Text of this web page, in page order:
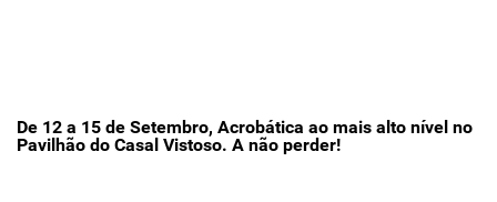
De 12 a 15 de Setembro, Acrobática ao mais alto nível no
Pavilhão do Casal Vistoso. A não perder!